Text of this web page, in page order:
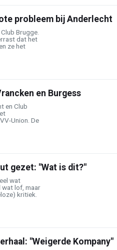
probleem bij Anderlecht
Brugge.
dat het
ze het
en Burgess
en Club
Union. De
gezet: "Wat is dit?"
wat
wat lof, maar
kritiek.
"Weigerde Kompany"